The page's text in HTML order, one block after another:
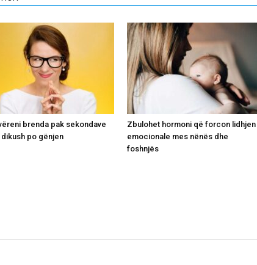
brenda pak sekondave
po gënjen
Zbulohet hormoni që forcon lidhjen
emocionale mes nënës dhe
foshnjës